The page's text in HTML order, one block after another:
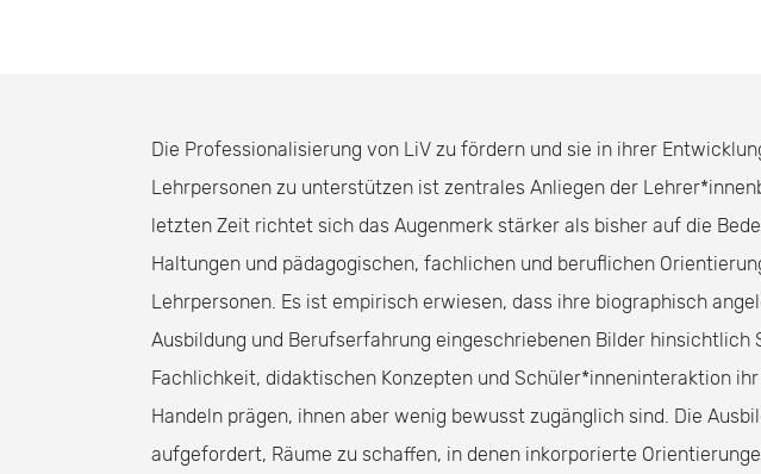
Die Professionalisierung von LiV zu fördern und sie in ihrer
Lehrpersonen zu unterstützen ist zentrales Anliegen der
letzten Zeit richtet sich das Augenmerk stärker als bisher auf die
Haltungen und pädagogischen, fachlichen und beruflichen
Lehrpersonen. Es ist empirisch erwiesen, dass ihre biographisch
Ausbildung und Berufserfahrung eingeschriebenen Bilder hinsichtlich
Fachlichkeit, didaktischen Konzepten und Schüler*inneninteraktion
Handeln prägen, ihnen aber wenig bewusst zugänglich sind. Die
aufgefordert, Räume zu schaffen, in denen inkorporierte